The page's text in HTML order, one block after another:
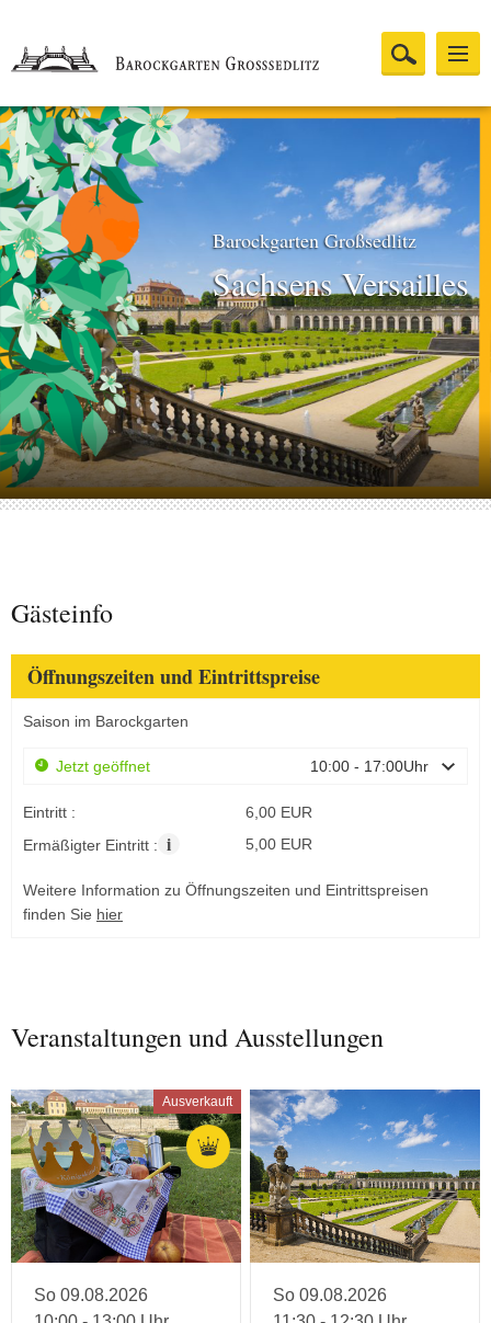
Barockgarten Großsedlitz
Sachsens Versailles
Gästeinfo
Öffnungszeiten und Eintrittspreise
Saison im Barockgarten
Jetzt geöffnet 10:00 - 17:00Uhr
Eintritt :
6,00 EUR
Ermäßigter Eintritt : i 5,00 EUR
Weitere Information zu Öffnungszeiten und Eintrittspreisen
finden Sie hier
Veranstaltungen und Ausstellungen
Ausverkauft
So 09.08.2026
So 09.08.2026